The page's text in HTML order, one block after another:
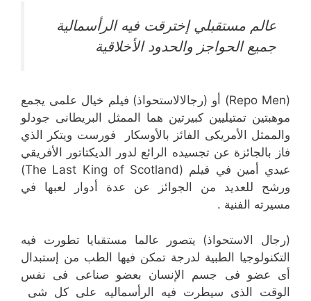
عالم مستقبلي إخترقت فيه الرأسمالية
جميع الحواجز والحدود الأخلاقية
(Repo Men) أو (رجالالاستحواذ) فيلم خيال علمى يجمع
موهبتين تمتيليين كبيرتين هما الممثل البريطانى جودلو
والممثل الأمريكى الفائز بالأوسكار فورست ويتكر الذي
فاز بالجائزة عن تجسيده الرائع لدور الديكتاتور الأفريقي
عيدي أمين في فيلم (The Last King of Scotland)
ورشح للعديد من الجوائز عن عدة أدوار لعبها في
مسيرته الفنية .
(رجال الاستحواذ) يتصور عالما مستقبايا تطورت فيه
التكنولوجيا الطبية لدرجة تمكن فيها الطب من إستبدال
أى عضو فى جسم الإنسان بعضو صناعى فى نفس
الوقت الذى سيطرت فيه الرأسماليه على كل شى